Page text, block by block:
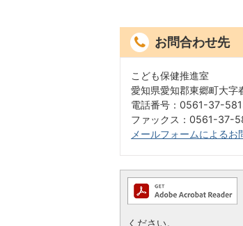
お問合わせ先
こども保健推進室
愛知県愛知郡東郷町大
電話番号：0561-37-
ファックス：0561-37-
メールフォームによるお
ください。